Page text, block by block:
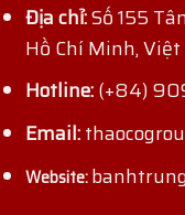
Địa chỉ:Số 155
Hồ Chí Minh,
Hotline:(+84)
Email:
Website: